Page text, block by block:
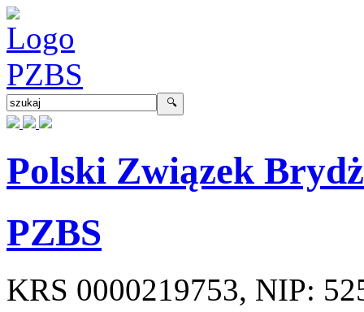
Polski Związek
PZBS
KRS 0000219753, NIP: